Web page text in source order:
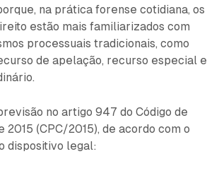
na prática forense cotidiana, os
estão mais familiarizados com
processuais tradicionais, como
de apelação, recurso especial e
no artigo 947 do Código de
2015 (CPC/2015), de acordo com o
dispositivo legal: